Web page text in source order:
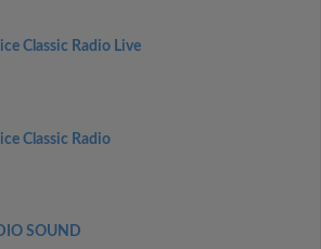
Classic Radio Live
Classic Radio
SOUND